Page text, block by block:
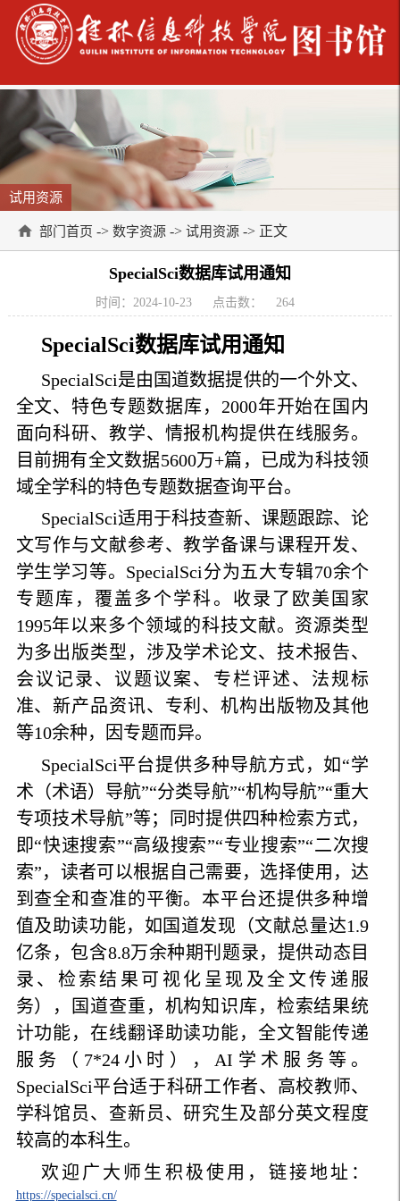
试用资源
部门首页 -> 数字资源 -> 试用资源 -> 正文
SpecialSci数据库试用通知
时间：2024-10-23 点击数： 264
SpecialSci数据库试用通知
SpecialSci是由国道数据提供的一个外文、
全文、特色专题数据库，2000年开始在国内
面向科研、教学、情报机构提供在线服务。
目前拥有全文数据5600万+篇，已成为科技领
域全学科的特色专题数据查询平台。
SpecialSci适用于科技查新、课题跟踪、论
文写作与文献参考、教学备课与课程开发、
学生学习等。SpecialSci分为五大专辑70余个
专题库，覆盖多个学科。收录了欧美国家
1995年以来多个领域的科技文献。资源类型
为多出版类型，涉及学术论文、技术报告、
会议记录、议题议案、专栏评述、法规标
准、新产品资讯、专利、机构出版物及其他
等10余种，因专题而异。
SpecialSci平台提供多种导航方式，如“学
术（术语）导航”“分类导航”“机构导航”“重大
专项技术导航”等；同时提供四种检索方式，
即“快速搜索”“高级搜索”“专业搜索”“二次搜
索”，读者可以根据自己需要，选择使用，达
到查全和查准的平衡。本平台还提供多种增
值及助读功能，如国道发现（文献总量达1.9
亿条，包含8.8万余种期刊题录，提供动态目
录、检索结果可视化呈现及全文传递服
务），国道查重，机构知识库，检索结果统
计功能，在线翻译助读功能，全文智能传递
服务（7*24小时），AI学术服务等。
SpecialSci平台适于科研工作者、高校教师、
学科馆员、查新员、研究生及部分英文程度
较高的本科生。
欢迎广大师生积极使用，链接地址：
https://specialsci.cn/